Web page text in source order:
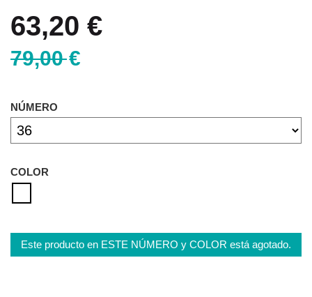
63,20 €
79,00 €
NÚMERO
COLOR
Este producto en ESTE NÚMERO y COLOR está agotado.